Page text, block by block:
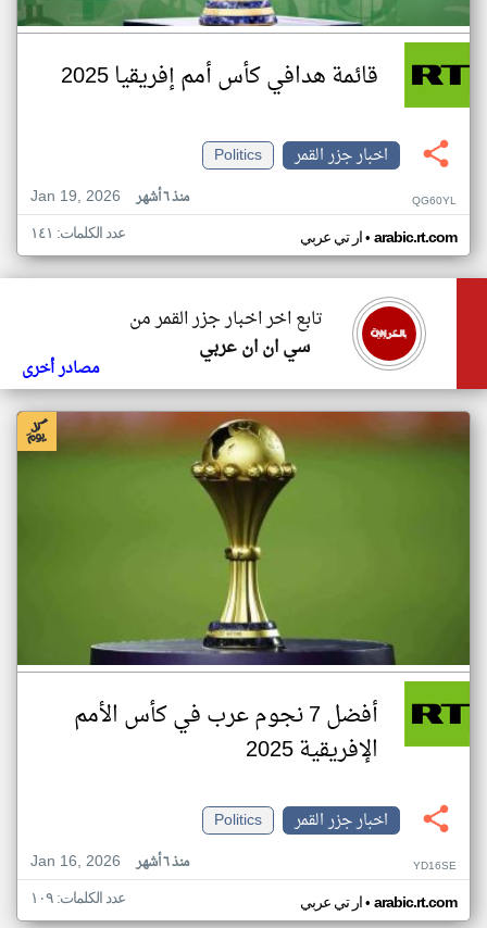
قائمة هدافي كأس أمم إفريقيا 2025
اخبار جزر القمر
Politics
Jan 19, 2026
منذ ٦ أشهر QG60YL
ار تي عربي• arabic.rt.com عدد الكلمات: ١٤١
تابع اخر اخبار جزر القمر من
سي ان ان عربي
مصادر أخرى
أفضل 7 نجوم عرب في كأس الأمم
الإفريقية 2025
اخبار جزر القمر
Politics
Jan 16, 2026
منذ ٦ أشهر YD16SE
ار تي عربي• arabic.rt.com عدد الكلمات: ١٠٩